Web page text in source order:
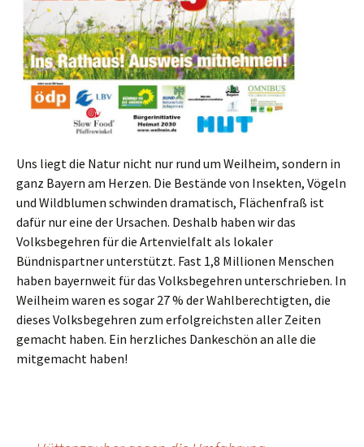
Uns liegt die Natur nicht nur rund um Weilheim, sondern in
ganz Bayern am Herzen. Die Bestände von Insekten, Vögeln
und Wildblumen schwinden dramatisch, Flächenfraß ist
dafür nur eine der Ursachen. Deshalb haben wir das
Volksbegehren für die Artenvielfalt als lokaler
Bündnispartner unterstützt. Fast 1,8 Millionen Menschen
haben bayernweit für das Volksbegehren unterschrieben. In
Weilheim waren es sogar 27 % der Wahlberechtigten, die
dieses Volksbegehren zum erfolgreichsten aller Zeiten
gemacht haben. Ein herzliches Dankeschön an alle die
mitgemacht haben!